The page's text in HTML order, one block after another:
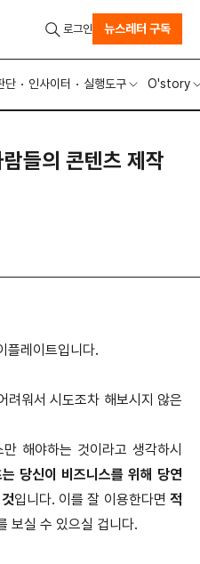
단 인사이터 실행도구 O'story
로그인 뉴스레터 구독
들의 콘텐츠 제작
플레이트입니다.
려워서 시도조차 해보시지 않은
해야하는 것이라고 생각하시
당신이 비즈니스를 위해 당연
입니다. 이를 잘 이용한다면 적
보실 수 있으실 겁니다.